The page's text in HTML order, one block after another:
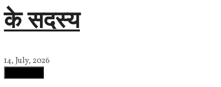
के सदस्य
14, July, 2026